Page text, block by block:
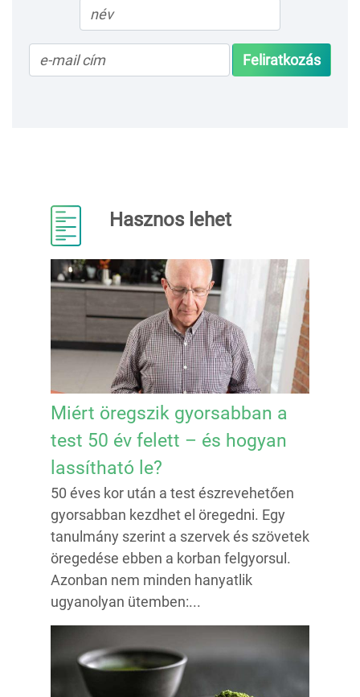
Feliratkozás
Hasznos lehet
Miért öregszik gyorsabban a
test 50 év felett – és hogyan
lassítható le?
50 éves kor után a test észrevehetően
gyorsabban kezdhet el öregedni. Egy
tanulmány szerint a szervek és szövetek
öregedése ebben a korban felgyorsul.
Azonban nem minden hanyatlik
ugyanolyan ütemben:...